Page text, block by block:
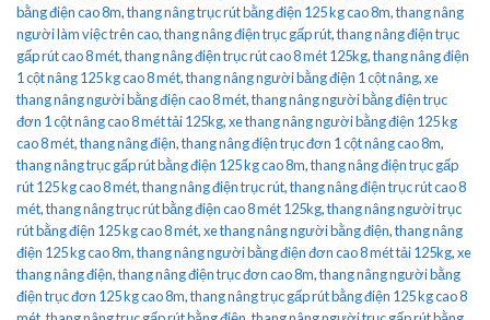
bằng điện cao 8m,thang nâng trục rút bằng điện 125 kg cao 8m,thang nâng
người làm việc trên cao,thang nâng điện trục gấp rút,thang nâng điện trục
gấp rút cao 8 mét,thang nâng điện trục rút cao 8 mét 125kg,thang nâng điện
1 cột nâng 125 kg cao 8 mét,thang nâng người bằng điện 1 cột nâng,xe
thang nâng người bằng điện cao 8 mét,thang nâng người bằng điện trục
đơn 1 cột nâng cao 8 mét tải 125kg,xe thang nâng người bằng điện 125 kg
cao 8 mét,thang nâng điện,thang nâng điện trục đơn 1 cột nâng cao 8m,
thang nâng trục gấp rút bằng điện 125 kg cao 8m,thang nâng điện trục gấp
rút 125 kg cao 8 mét,thang nâng điện trục rút,thang nâng điện trục rút cao 8
mét,thang nâng trục rút bằng điện cao 8 mét 125kg,thang nâng người trục
rút bằng điện 125 kg cao 8 mét,xe thang nâng người bằng điện,thang nâng
điện 125 kg cao 8m,thang nâng người bằng điện đơn cao 8 mét tải 125kg,xe
thang nâng điện,thang nâng điện trục đơn cao 8m,thang nâng người bằng
điện trục đơn 125 kg cao 8m,thang nâng trục gấp rút bằng điện 125 kg cao 8